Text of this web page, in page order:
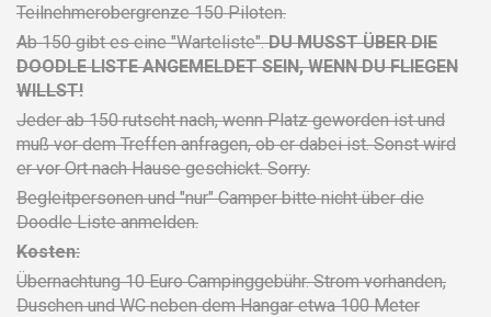
Teilnehmerobergrenze 150 Piloten.
Ab 150 gibt es eine "Warteliste".DU MUSST ÜBER DIE
DOODLE LISTE ANGEMELDET SEIN, WENN DU FLIEGEN
WILLST!
Jeder ab 150 rutscht nach, wenn Platz geworden ist und
muß vor dem Treffen anfragen, ob er dabei ist. Sonst wird
er vor Ort nach Hause geschickt. Sorry.
Begleitpersonen und "nur" Camper bitte nicht über die
Doodle Liste anmelden.
Kosten:
Übernachtung 10 Euro Campinggebühr. Strom vorhanden,
Duschen und WC neben dem Hangar etwa 100 Meter